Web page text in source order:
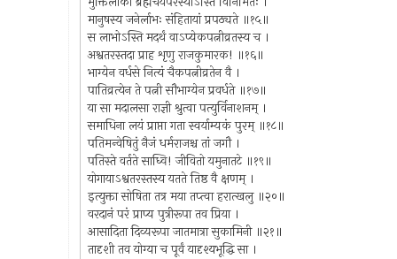
मानुषस्य जनेर्लाभः संहितायां प्रपठ्यते ॥१५॥
स लाभोऽस्ति मदर्थं वाऽप्येकपत्नीव्रतस्य च ।
अश्वतरस्तदा प्राह शृणु राजकुमारक! ॥१६॥
भाग्येन वर्धसे नित्यं चैकपत्नीव्रतेन वै ।
पातिव्रत्येन ते पत्नी सौभाग्येन प्रवर्धते ॥१७॥
या सा मदालसा राज्ञी श्रुत्वा पत्युर्विनाशनम् ।
समाधिना लयं प्राप्ता गता स्वर्याम्यकं पुरम् ॥१८॥
पतिमन्वेषितुं नैजं धर्मराजश्च तां जगौ ।
पतिस्ते वर्तते साध्वि! जीवितो यमुनातटे ॥१९॥
योगायाऽश्वतरस्तस्य यतते तिष्ठ वै क्षणम् ।
इत्युक्ता सोषिता तत्र मया तप्त्वा हरात्खलु ॥२०॥
वरदानं परं प्राप्य पुत्रीरूपा तव प्रिया ।
आसादिता दिव्यरूपा जातमात्रा सुकामिनी ॥२१॥
तादृशी तव योग्या च पूर्वं यादृश्यभूद्धि सा ।